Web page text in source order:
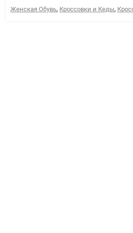
Женская Обувь, Кроссовки и Кеды,